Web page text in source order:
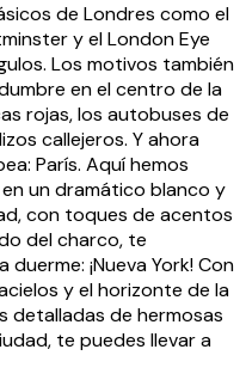
de Londres como el
y el London Eye
Los motivos también
en el centro de la
rojas, los autobuses de
callejeros. Y ahora
París. Aquí hemos
un dramático blanco y
con toques de acentos
del charco, te
¡Nueva York! Con
y el horizonte de la
detalladas de hermosas
te puedes llevar a